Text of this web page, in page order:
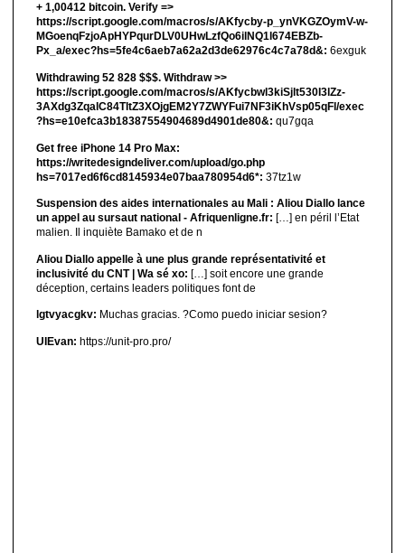
+ 1,00412 bitсоin. Verify =>
https://script.google.com/macros/s/AKfycby-p_ynVKGZOymV-w-
MGoenqFzjoApHYPqurDLV0UHwLzfQo6ilNQ1l674EBZb-
Px_a/exec?hs=5fe4c6aeb7a62a2d3de62976c4c7a78d&: 6exguk
Withdrawing 52 828 $$$. Withdrаw >>
https://script.google.com/macros/s/AKfycbwl3kiSjlt530I3lZz-
3AXdg3ZqalC84TltZ3XOjgEM2Y7ZWYFui7NF3iKhVsp05qFl/exec
?hs=e10efca3b18387554904689d4901de80&: qu7gqa
Get free iPhone 14 Pro Max:
https://writedesigndeliver.com/upload/go.php
hs=7017ed6f6cd8145934e07baa780954d6*: 37tz1w
Suspension des aides internationales au Mali : Aliou Diallo lance
un appel au sursaut national - Afriquenligne.fr: […] en péril l’Etat
malien. Il inquiète Bamako et de n
Aliou Diallo appelle à une plus grande représentativité et
inclusivité du CNT | Wa sé xo: […] soit encore une grande
déception, certains leaders politiques font de
lgtvyacgkv: Muchas gracias. ?Como puedo iniciar sesion?
UIEvan: https://unit-pro.pro/